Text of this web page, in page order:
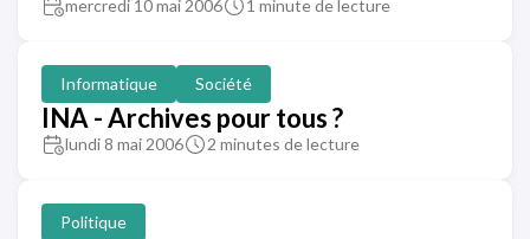
mercredi 10 mai 2006 1 minute de lecture
Informatique Société
INA - Archives pour tous ?
lundi 8 mai 2006 2 minutes de lecture
Politique